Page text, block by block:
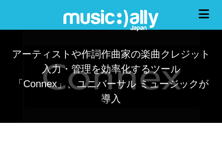
アーティストや作詞作曲家の楽曲クレジット
入力・管理を効率化するツール
「Connex」、ユニバーサル ミュージックが
導入